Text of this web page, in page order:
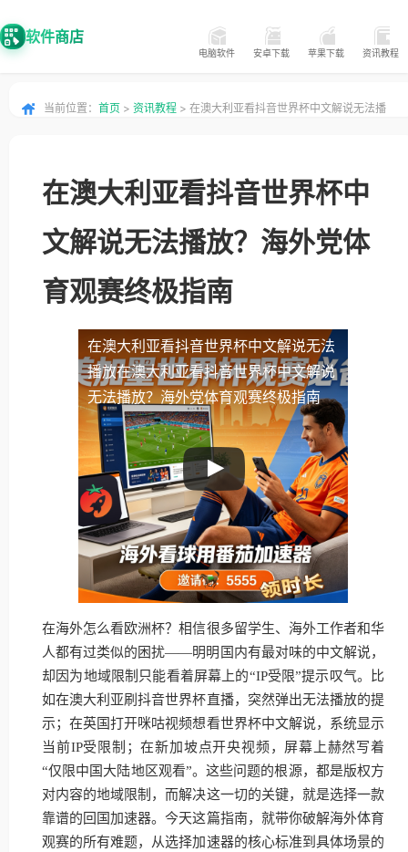
软件商店
电脑软件 安卓下载 苹果下载 资讯教程
当前位置： 首页 > 资讯教程 > 在澳大利亚看抖音世界杯中文解说无法播
在澳大利亚看抖音世界杯中
文解说无法播放？海外党体
育观赛终极指南
在澳大利亚看抖音世界杯中文解说无法
播放在澳大利亚看抖音世界杯中文解说
无法播放？海外党体育观赛终极指南
在海外怎么看欧洲杯？相信很多留学生、海外工作者和华
人都有过类似的困扰——明明国内有最对味的中文解说，
却因为地域限制只能看着屏幕上的“IP受限”提示叹气。比
如在澳大利亚刷抖音世界杯直播，突然弹出无法播放的提
示；在英国打开咪咕视频想看世界杯中文解说，系统显示
当前IP受限制；在新加坡点开央视频，屏幕上赫然写着
“仅限中国大陆地区观看”。这些问题的根源，都是版权方
对内容的地域限制，而解决这一切的关键，就是选择一款
靠谱的回国加速器。今天这篇指南，就带你破解海外体育
观赛的所有难题，从选择加速器的核心标准到具体场景的